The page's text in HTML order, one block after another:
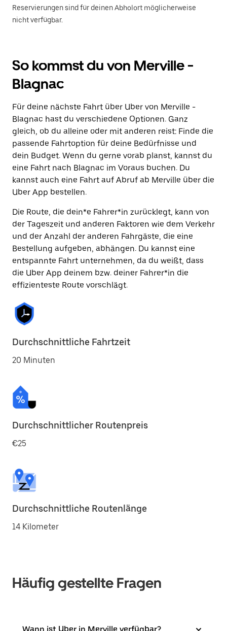
schließen.
Reservierungen sind für deinen Abholort möglicherweise
nicht verfügbar.
So kommst du von Merville -
Blagnac
Für deine nächste Fahrt über Uber von Merville -
Blagnac hast du verschiedene Optionen. Ganz
gleich, ob du alleine oder mit anderen reist: Finde die
passende Fahrtoption für deine Bedürfnisse und
dein Budget. Wenn du gerne vorab planst, kannst du
eine Fahrt nach Blagnac im Voraus buchen. Du
kannst auch eine Fahrt auf Abruf ab Merville über die
Uber App bestellen.
Die Route, die dein*e Fahrer*in zurücklegt, kann von
der Tageszeit und anderen Faktoren wie dem Verkehr
und der Anzahl der anderen Fahrgäste, die eine
Bestellung aufgeben, abhängen. Du kannst eine
entspannte Fahrt unternehmen, da du weißt, dass
die Uber App deinem bzw. deiner Fahrer*in die
effizienteste Route vorschlägt.
Durchschnittliche Fahrtzeit
20 Minuten
Durchschnittlicher Routenpreis
€25
Durchschnittliche Routenlänge
14 Kilometer
Häufig gestellte Fragen